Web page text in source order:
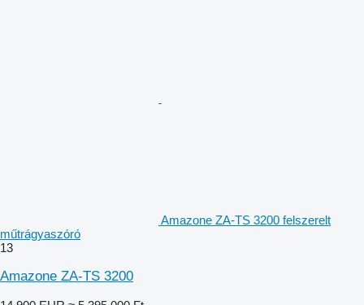
Amazone ZA-TS 3200 felszerelt
műtrágyaszóró
13
Amazone ZA-TS 3200